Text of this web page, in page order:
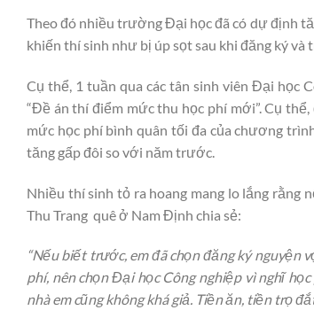
Theo đó nhiều trường Đại học đã có dự định
khiến thí sinh như bị úp sọt sau khi đăng ký
Cụ thể, 1 tuần qua các tân sinh viên Đại học
“Đề án thí điểm mức thu học phí mới”. Cụ
mức học phí bình quân tối đa của chương
tăng gấp đôi so với năm trước.
Nhiều thí sinh tỏ ra hoang mang lo lắng rằng
Thu Trang quê ở Nam Định chia sẻ:
“Nếu biết trước, em đã chọn đăng ký
phí, nên chọn Đại học Công nghiệp vì nghĩ
nhà em cũng không khá giả. Tiền ăn, tiền trọ